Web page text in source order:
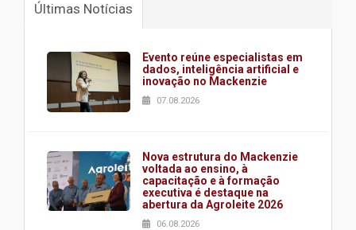
Últimas Notícias
Evento reúne especialistas em
dados, inteligência artificial e
inovação no Mackenzie
07.08.2026
Nova estrutura do Mackenzie
voltada ao ensino, à
capacitação e à formação
executiva é destaque na
abertura da Agroleite 2026
06.08.2026